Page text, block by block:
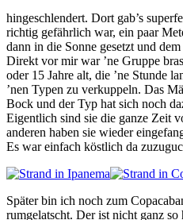
hingeschlendert. Dort gab’s
richtig gefährlich war, ein paar
dann in die Sonne gesetzt und
Direkt vor mir war ’ne Gruppe
oder 15 Jahre alt, die ’ne Stunde
’nen Typen zu verkuppeln. Das
Bock und der Typ hat sich noch
Eigentlich sind sie die ganze Zeit
anderen haben sie wieder
Es war einfach köstlich da
Später bin ich noch zum
rumgelatscht. Der ist nicht ganz so